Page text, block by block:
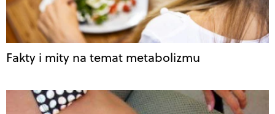
Fakty i mity na temat metabolizmu